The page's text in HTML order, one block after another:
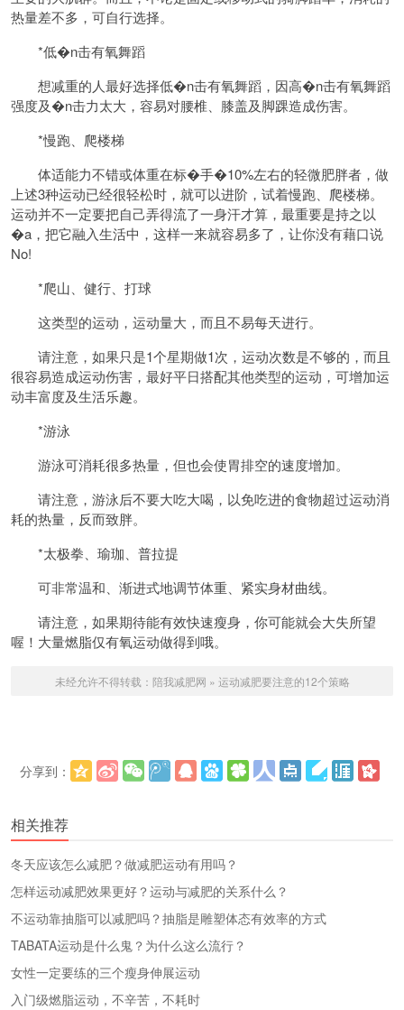
热量差不多，可自行选择。
*低�n击有氧舞蹈
想减重的人最好选择低�n击有氧舞蹈，因高�n击有氧舞蹈
强度及�n击力太大，容易对腰椎、膝盖及脚踝造成伤害。
*慢跑、爬楼梯
体适能力不错或体重在标�手�10%左右的轻微肥胖者，做
上述3种运动已经很轻松时，就可以进阶，试着慢跑、爬楼梯。
运动并不一定要把自己弄得流了一身汗才算，最重要是持之以
�a，把它融入生活中，这样一来就容易多了，让你没有藉口说
No!
*爬山、健行、打球
这类型的运动，运动量大，而且不易每天进行。
请注意，如果只是1个星期做1次，运动次数是不够的，而且
很容易造成运动伤害，最好平日搭配其他类型的运动，可增加运
动丰富度及生活乐趣。
*游泳
游泳可消耗很多热量，但也会使胃排空的速度增加。
请注意，游泳后不要大吃大喝，以免吃进的食物超过运动消
耗的热量，反而致胖。
*太极拳、瑜珈、普拉提
可非常温和、渐进式地调节体重、紧实身材曲线。
请注意，如果期待能有效快速瘦身，你可能就会大失所望
喔！大量燃脂仅有氧运动做得到哦。
未经允许不得转载： 陪我减肥网 » 运动减肥要注意的12个策略
分享到：
相关推荐
冬天应该怎么减肥？做减肥运动有用吗？
怎样运动减肥效果更好？运动与减肥的关系什么？
不运动靠抽脂可以减肥吗？抽脂是雕塑体态有效率的方式
TABATA运动是什么鬼？为什么这么流行？
女性一定要练的三个瘦身伸展运动
入门级燃脂运动，不辛苦，不耗时